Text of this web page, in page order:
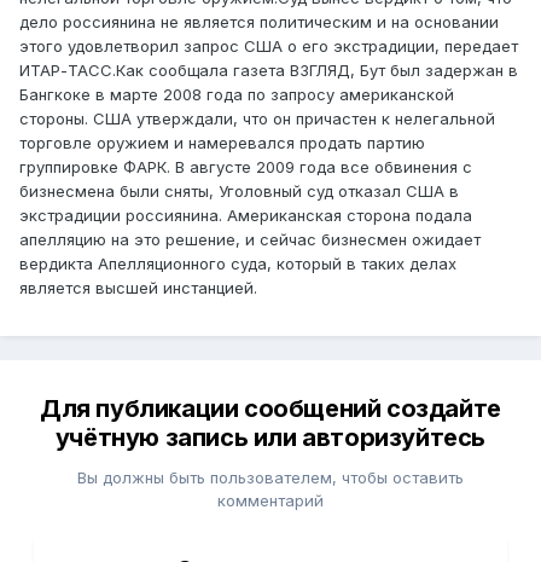
дело россиянина не является политическим и на основании
этого удовлетворил запрос США о его экстрадиции, передает
ИТАР-ТАСС.Как сообщала газета ВЗГЛЯД, Бут был задержан в
Бангкоке в марте 2008 года по запросу американской
стороны. США утверждали, что он причастен к нелегальной
торговле оружием и намеревался продать партию
группировке ФАРК. В августе 2009 года все обвинения с
бизнесмена были сняты, Уголовный суд отказал США в
экстрадиции россиянина. Американская сторона подала
апелляцию на это решение, и сейчас бизнесмен ожидает
вердикта Апелляционного суда, который в таких делах
является высшей инстанцией.
Для публикации сообщений создайте
учётную запись или авторизуйтесь
Вы должны быть пользователем, чтобы оставить
комментарий